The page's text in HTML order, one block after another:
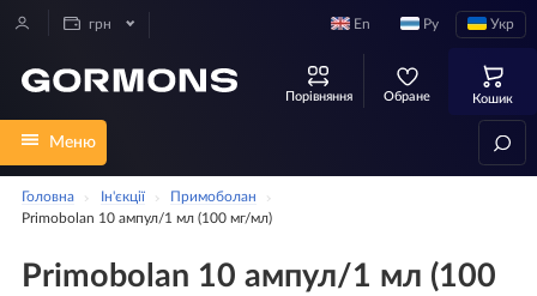
грн Укр
Ру
En
Порівняння Обране Кошик
Меню
Головна Ін'єкції
Примоболан
Primobolan 10 ампул/1 мл (100 мг/мл)
Primobolan 10 ампул/1 мл (100